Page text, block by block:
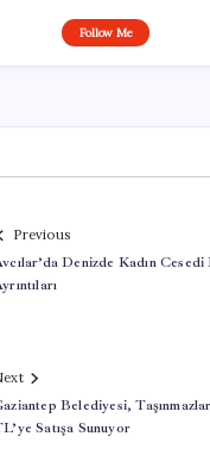
Follow Me
Previous
Denizde Kadın Cesedi
Belediyesi,
Satışa Sunuyor